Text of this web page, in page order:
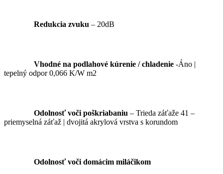
Redukcia zvuku – 20dB
Vhodné na podlahové kúrenie / chladenie -Áno |
tepelný odpor 0,066 K/W m2
Odolnosť voči poškriabaniu – Trieda záťaže 41 –
priemyselná záťaž | dvojitá akrylová vrstva s korundom
Odolnosť voči domácim miláčikom